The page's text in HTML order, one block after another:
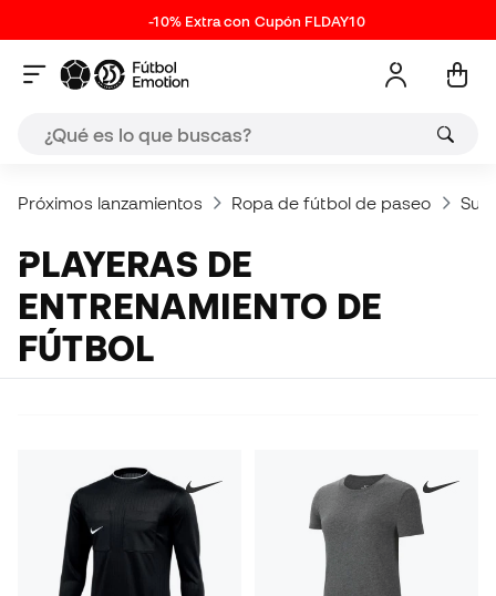
-10% Extra con Cupón FLDAY10
Próximos lanzamientos Ropa de fútbol de paseo
PLAYERAS DE
ENTRENAMIENTO DE
FÚTBOL